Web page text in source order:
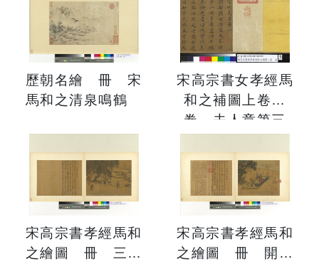
歷朝名繪 冊 宋
馬和之清泉鳴鶴
宋高宗書女孝經馬
和之補圖上卷
卷 夫人章第三
宋高宗書孝經馬和
之繪圖 冊 三才
宋高宗書孝經馬和
之繪圖 冊 開宗